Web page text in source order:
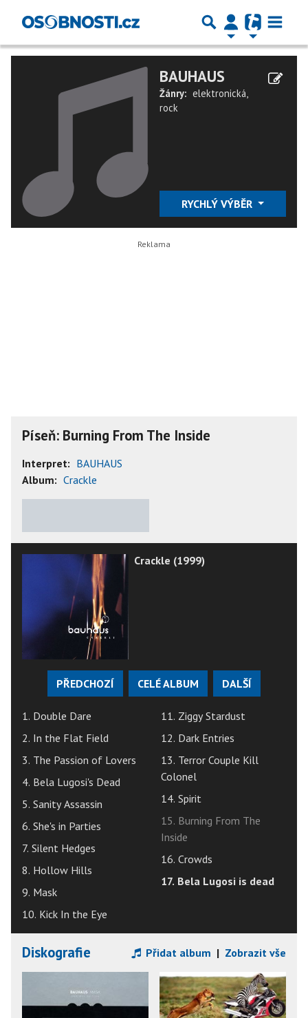
BAUHAUS
Žánry: elektronická,
rock
RYCHLÝ VÝBĚR
Píseň: Burning From The Inside
Interpret: BAUHAUS
Album: Crackle
Crackle (1999)
PŘEDCHOZÍ CELÉ ALBUM DALŠÍ
1. Double Dare
2. In the Flat Field
3. The Passion of Lovers
4. Bela Lugosi's Dead
5. Sanity Assassin
6. She's in Parties
7. Silent Hedges
8. Hollow Hills
9. Mask
10. Kick In the Eye
11. Ziggy Stardust
12. Dark Entries
13. Terror Couple Kill
Colonel
14. Spirit
15. Burning From The
Inside
16. Crowds
17. Bela Lugosi is dead
Diskografie Přidat album | Zobrazit vše